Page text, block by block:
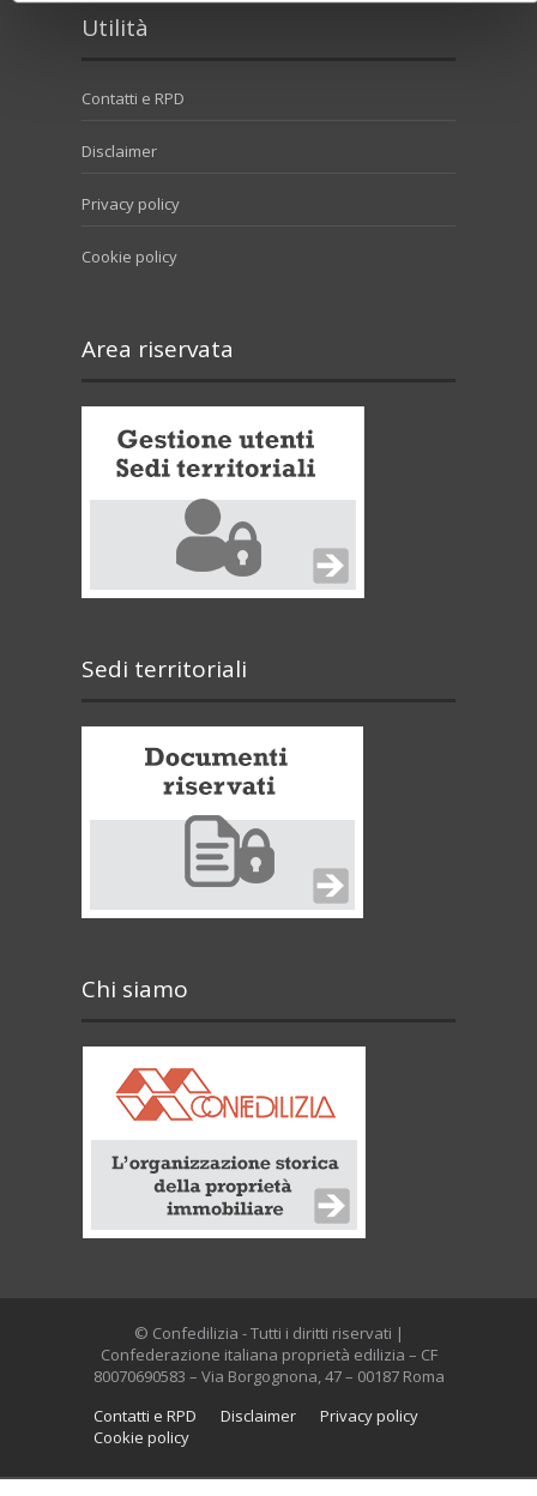
Utilità
Contatti e RPD
Disclaimer
Privacy policy
Cookie policy
Area riservata
Sedi territoriali
Chi siamo
© Confedilizia - Tutti i diritti riservati |
Confederazione italiana proprietà edilizia – CF
80070690583 – Via Borgognona, 47 – 00187 Roma
Contatti e RPD
Disclaimer
Privacy policy
Cookie policy